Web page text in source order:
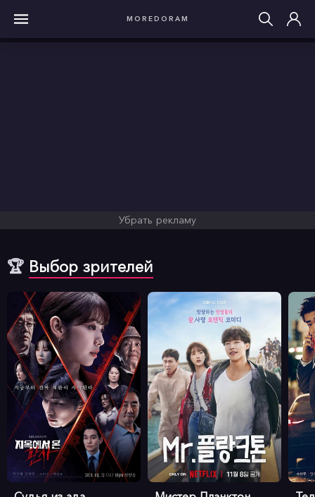
MOREDORAM
Убрать рекламу
🏆 Выбор зрителей